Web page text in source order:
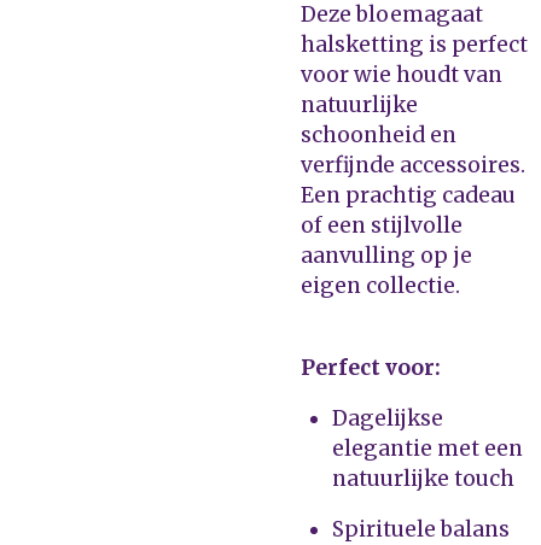
Deze bloemagaat
halsketting is perfect
voor wie houdt van
natuurlijke
schoonheid en
verfijnde accessoires.
Een prachtig cadeau
of een stijlvolle
aanvulling op je
eigen collectie.
Perfect voor:
Dagelijkse
elegantie met een
natuurlijke touch
Spirituele balans